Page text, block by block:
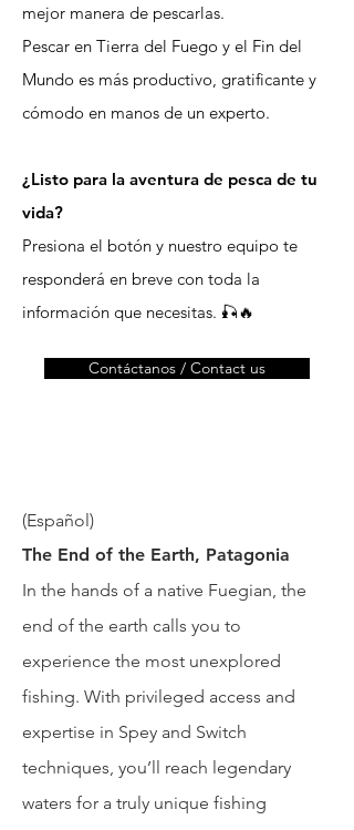
mejor manera de pescarlas.
Pescar en Tierra del Fuego y el Fin del
Mundo es más productivo, gratificante y
cómodo en manos de un experto.
¿Listo para la aventura de pesca de tu
vida?
Presiona el botón y nuestro equipo te
responderá en breve con toda la
información que necesitas. 🎣🔥
Contáctanos / Contact us
(Español)
The End of the Earth, Patagonia
In the hands of a native Fuegian, the
end of the earth calls you to
experience the most unexplored
fishing. With privileged access and
expertise in Spey and Switch
techniques, you’ll reach legendary
waters for a truly unique fishing